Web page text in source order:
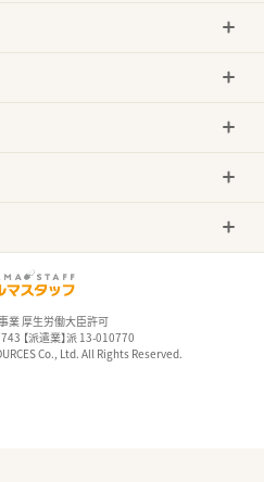
業 厚生労働大臣許可
【派遣業】派 13-010770
Co., Ltd. All Rights Reserved.